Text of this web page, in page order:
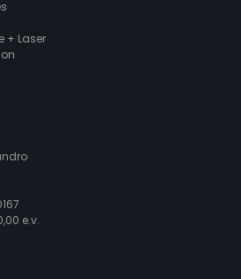
e.v.
+ Laser